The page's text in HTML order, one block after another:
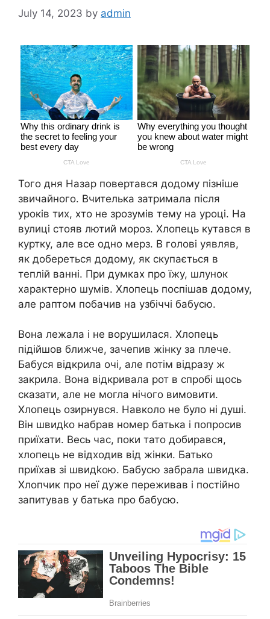
July 14, 2023 by admin
Того дня Назар повертався додому пізніше
звичайного. Вчителька затримала після
уроків тих, хто не зрозумів тему на уроці. На
вулиці стояв лютий мороз. Хлопець кутався в
куртку, але все одно мерз. В голові уявляв,
як добереться додому, як скупається в
теплій ванні. При думках про їжу, шлунок
характерно шумів. Хлопець поспішав додому,
але раптом побачив на узбіччі бабусю.
Вона лежала і не ворушилася. Хлопець
підійшов ближче, зачепив жінку за плече.
Бабуся відкрила очі, але потім відразу ж
закрила. Вона відкривала рот в спробі щось
сказати, але не могла нічого вимовити.
Хлопець озирнувся. Навколо не було ні душі.
Він швидkо набрав номер батька і попросив
приїхати. Весь час, поки тато добирався,
хлопець не відходив від жінки. Батько
приїхав зі швидkою. Бабусю забрала швидка.
Хлопчик про неї дуже переживав і постійно
запитував у батька про бабусю.